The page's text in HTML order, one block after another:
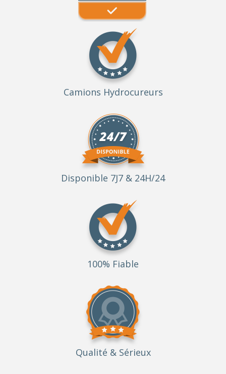
Camions Hydrocureurs
Disponible 7J7 & 24H/24
100% Fiable
Qualité & Sérieux